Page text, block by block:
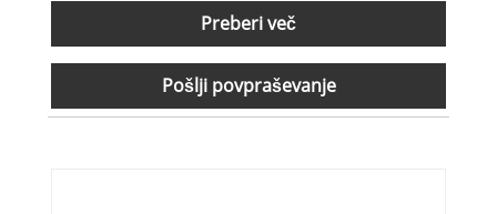
Preberi več
Pošlji povpraševanje